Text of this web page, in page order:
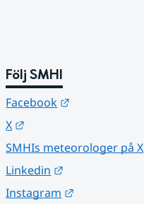
Följ SMHI
Facebook
X
SMHIs meteorologer på X
Linkedin
Instagram